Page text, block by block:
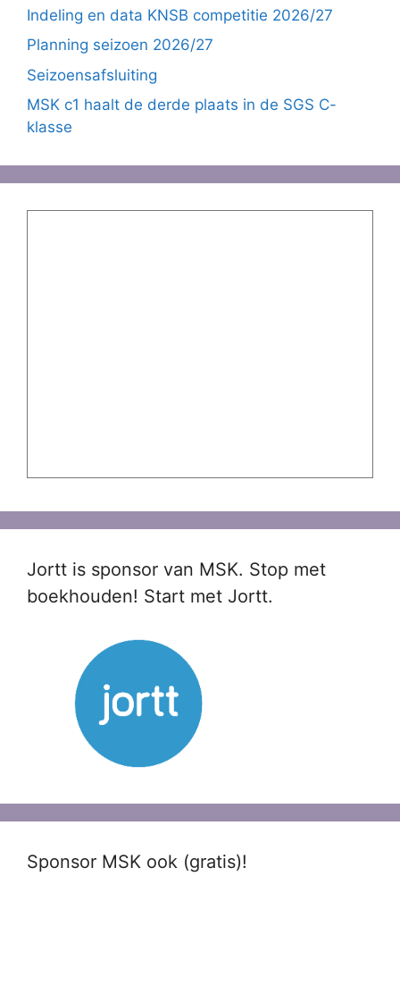
Indeling en data KNSB competitie 2026/27
Planning seizoen 2026/27
Seizoensafsluiting
MSK c1 haalt de derde plaats in de SGS C-
klasse
Jortt is sponsor van MSK. Stop met
boekhouden! Start met Jortt.
Sponsor MSK ook (gratis)!